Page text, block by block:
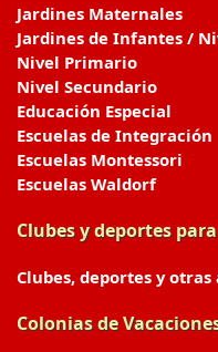
Jardines Maternales
Jardines de Infantes /
Nivel Primario
Nivel Secundario
Educación Especial
Escuelas de Integración
Escuelas Montessori
Escuelas Waldorf
Clubes y deportes
Clubes, deportes y
Colonias de